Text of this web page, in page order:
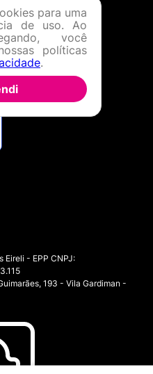
Eireli - EPP CNPJ:
193 - Vila Gardiman -
para uma
de uso. Ao
você
políticas
.